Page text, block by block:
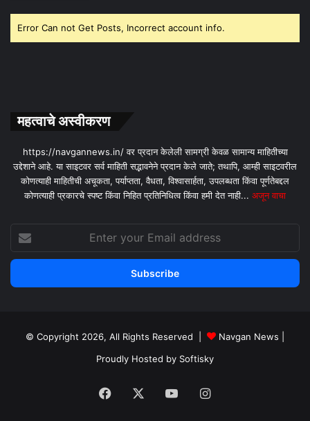
Error Can not Get Posts, Incorrect account info.
महत्वाचे अस्वीकरण
https://navgannews.in/ वर प्रदान केलेली सामग्री केवळ सामान्य माहितीच्या
उद्देशाने आहे. या साइटवर सर्व माहिती सद्भावनेने प्रदान केले जाते; तथापि, आम्ही साइटवरील
कोणत्याही माहितीची अचूकता, पर्याप्तता, वैधता, विश्वासार्हता, उपलब्धता किंवा पूर्णतेबद्दल
कोणत्याही प्रकारचे स्पष्ट किंवा निहित प्रतिनिधित्व किंवा हमी देत ​​नाही... अजून वाचा
your
Email
© Copyright 2026, All Rights Reserved | Navgan News
Proudly Hosted by Softisky
Facebook YouTubeInstagram